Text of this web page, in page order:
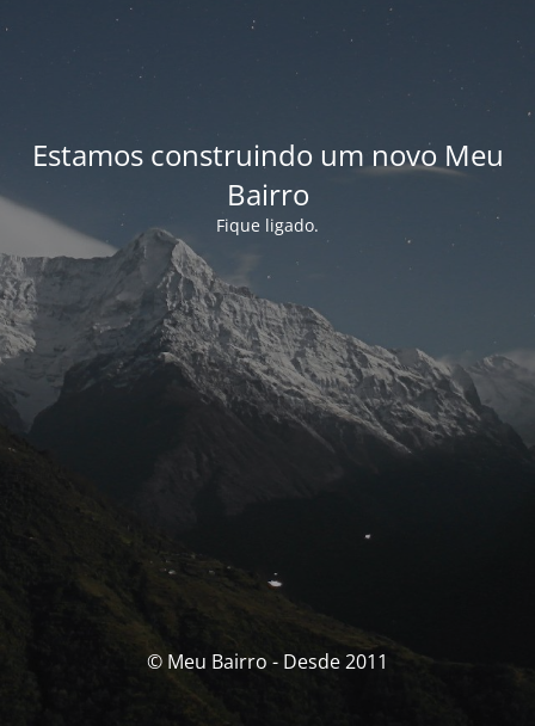
Estamos construindo um novo Meu
Bairro
Fique ligado.
© Meu Bairro - Desde 2011